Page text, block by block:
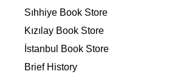
Sıhhiye Book Store
Kızılay Book Store
İstanbul Book Store
Brief History